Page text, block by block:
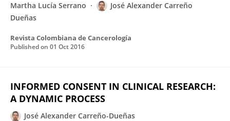
Martha Lucía Serrano
José Alexander Carreño
Dueñas
Revista Colombiana de Cancerología
Published on 01 Oct 2016
INFORMED CONSENT IN CLINICAL RESEARCH:
A DYNAMIC PROCESS
José Alexander Carreño-Dueñas